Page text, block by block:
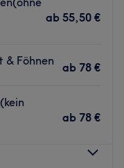
ab 55,50 €
& Föhnen
ab 78 €
ab 78 €